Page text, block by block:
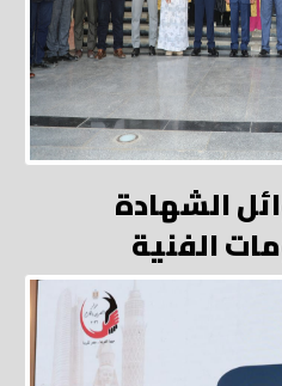
الشهادة
الفنية